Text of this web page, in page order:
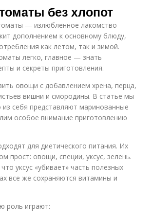
без хлопот
— излюбленное лакомство
дополнением к основному блюду,
как летом, так и зимой.
легко, главное — знать
и секреты приготовления.
овощи с добавлением хрена, перца,
вишни и смородины. В статье мы
себя представляют маринованные
особое внимание приготовлению
для диетического питания. Их
прост: овощи, специи, уксус, зелень.
уксус «убивает» часть полезных
все же сохраняются витамины и
роль играют: